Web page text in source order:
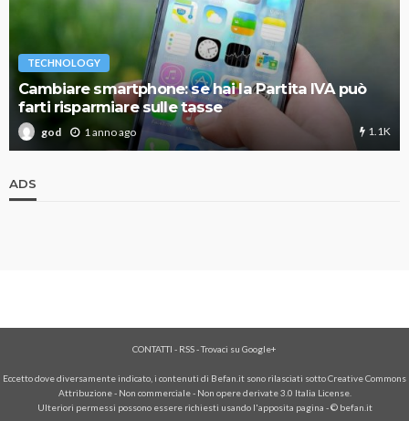
TECHNOLOGY
Cambiare smartphone: se hai la Partita IVA può
farti risparmiare sulle tasse
god 1 anno ago 1.1K
ADS
CONTATTI - RSS-Trovaci su Google+
Eccetto dove diversamente indicato, i contenuti di Befan.it sono rilasciati sotto Creative Commons
Attribuzione - Non commerciale - Non opere derivate 3.0 Italia License.
Ulteriori permessi possono essere richiesti usando l'apposita pagina - © befan.it